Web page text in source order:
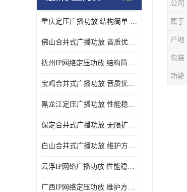
重庆定压广播功放 结构简单 传输距离远
佛山合并式广播功放 音质优美清晰 输出电压大 电流小
抚州IP网络定压功放 结构简单 多应用于公共场合
宝鸡合并式广播功放 音质优美清晰 维护方便
黑龙江定压广播功放 性能稳定 无限扩容
保定合并式广播功放 无限扩容 设计结构简单
白山合并式广播功放 维护方便 多应用于公共场合
云浮IP网络广播功放 性能稳定 设计结构简单
广西IP网络定压功放 维护方便 多应用于公共场合
公司
属于
产地
包装
功能